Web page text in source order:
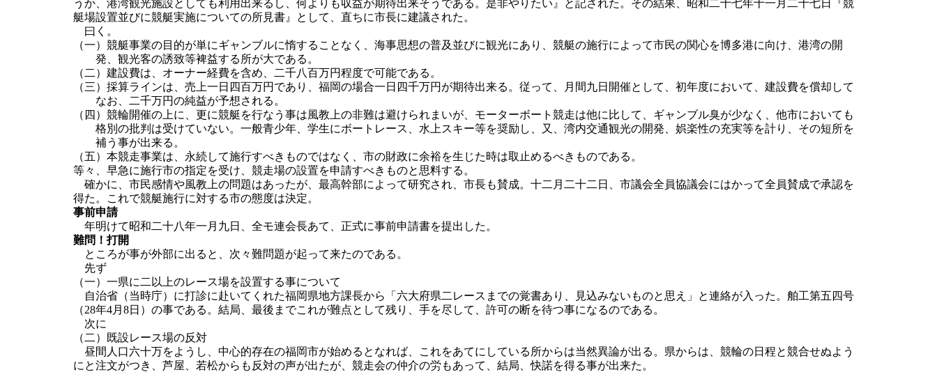
うか、港湾観光施設としても利用出来るし、何よりも収益が期待出来そうである。是非やりたい』と記された。その結果、昭和二十七年十一月二十七日『競
艇場設置並びに競艇実施についての所見書』として、直ちに市長に建議された。
曰く。
（一）競艇事業の目的が単にギャンブルに惰することなく、海事思想の普及並びに観光にあり、競艇の施行によって市民の関心を博多港に向け、港湾の開
発、観光客の誘致等裨益する所が大である。
（二）建設費は、オーナー経費を含め、二千八百万円程度で可能である。
（三）採算ラインは、売上一日四百万円であり、福岡の場合一日四千万円が期待出来る。従って、月間九日開催として、初年度において、建設費を償却して
なお、二千万円の純益が予想される。
（四）競輪開催の上に、更に競艇を行なう事は風教上の非難は避けられまいが、モーターボート競走は他に比して、ギャンブル臭が少なく、他市においても
格別の批判は受けていない。一般青少年、学生にボートレース、水上スキー等を奨励し、又、湾内交通観光の開発、娯楽性の充実等を計り、その短所を
補う事が出来る。
（五）本競走事業は、永続して施行すべきものではなく、市の財政に余裕を生じた時は取止めるべきものである。
等々、早急に施行市の指定を受け、競走場の設置を申請すべきものと思料する。
確かに、市民感情や風教上の問題はあったが、最高幹部によって研究され、市長も賛成。十二月二十二日、市議会全員協議会にはかって全員賛成で承認を
得た。これで競艇施行に対する市の態度は決定。
事前申請
年明けて昭和二十八年一月九日、全モ連会長あて、正式に事前申請書を提出した。
難問！打開
ところが事が外部に出ると、次々難問題が起って来たのである。
先ず
（一）一県に二以上のレース場を設置する事について
自治省（当時庁）に打診に赴いてくれた福岡県地方課長から「六大府県二レースまでの覚書あり、見込みないものと思え」と連絡が入った。舶工第五四号
（28年4月8日）の事である。結局、最後までこれが難点として残り、手を尽して、許可の断を待つ事になるのである。
次に
（二）既設レース場の反対
昼間人口六十万をようし、中心的存在の福岡市が始めるとなれば、これをあてにしている所からは当然異論が出る。県からは、競輪の日程と競合せぬよう
にと注文がつき、芦屋、若松からも反対の声が出たが、競走会の仲介の労もあって、結局、快諾を得る事が出来た。